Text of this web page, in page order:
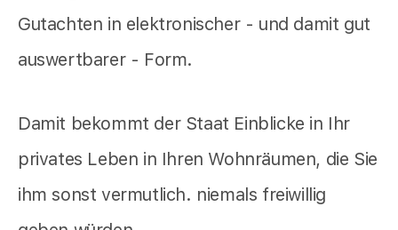
Gutachten in elektronischer - und damit gut
auswertbarer - Form.
Damit bekommt der Staat Einblicke in Ihr
privates Leben in Ihren Wohnräumen, die Sie
ihm sonst vermutlich. niemals freiwillig